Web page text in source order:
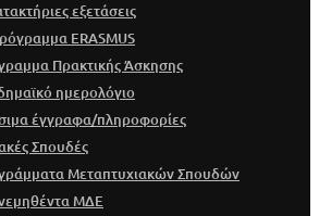
εξετάσεις
ERASMUS
Πρακτικής Άσκησης
ημερολόγιο
έγγραφα/πληροφορίες
Σπουδές
Μεταπτυχιακών Σπουδών
ΜΔΕ